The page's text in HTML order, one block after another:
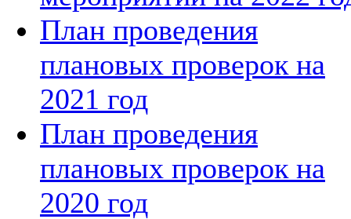
План проведения
плановых проверок на
2021 год
План проведения
плановых проверок на
2020 год